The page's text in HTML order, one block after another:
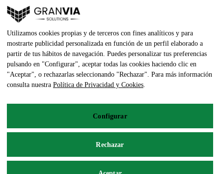
Privacidad Y Cookies
Aviso Legal
Condiciones De Compra
Contacto
Neumáticos Agrícola
Dirección
pedidos@neumaticoecologico.com
De Lunes a Viernes: 08:30 – 14:00 16:00 – 19:00
Utilizamos cookies propias y de terceros con fines analíticos y para
mostrarte publicidad personalizada en función de un perfil elaborado a
partir de tus hábitos de navegación. Puedes personalizar tus preferencias
pulsando en "Configurar", aceptar todas las cookies haciendo clic en
"Aceptar", o rechazarlas seleccionando "Rechazar". Para más información
consulta nuestra Política de Privacidad y Cookies.
Configurar
Rechazar